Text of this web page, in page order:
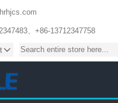
、+86-13712347758
